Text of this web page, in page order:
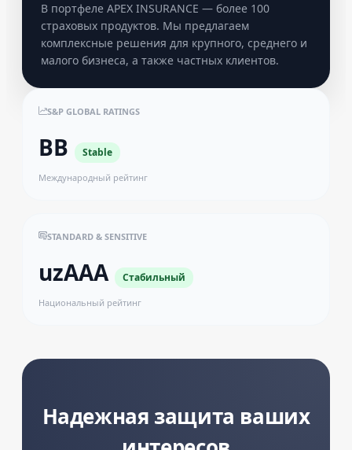
В портфеле APEX INSURANCE — более 100
страховых продуктов. Мы предлагаем
комплексные решения для крупного, среднего и
малого бизнеса, а также частных клиентов.
S&P GLOBAL RATINGS
BB Stable
Международный рейтинг
STANDARD & SENSITIVE
uzAAA Стабильный
Национальный рейтинг
Надежная защита ваших